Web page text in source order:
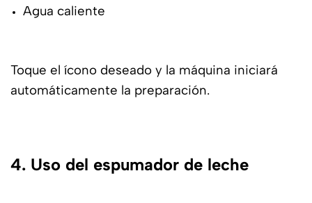
Agua caliente
Toque el ícono deseado y la máquina iniciará
automáticamente la preparación.
4. Uso del espumador de leche